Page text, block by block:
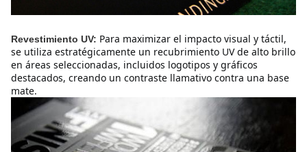
Revestimiento UV: Para maximizar el impacto visual y táctil,
se utiliza estratégicamente un recubrimiento UV de alto brillo
en áreas seleccionadas, incluidos logotipos y gráficos
destacados, creando un contraste llamativo contra una base
mate.